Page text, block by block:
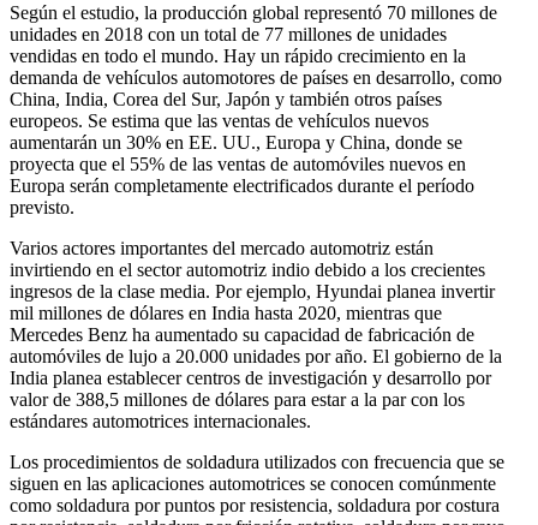
Según el estudio, la producción global representó 70 millones de
unidades en 2018 con un total de 77 millones de unidades
vendidas en todo el mundo. Hay un rápido crecimiento en la
demanda de vehículos automotores de países en desarrollo, como
China, India, Corea del Sur, Japón y también otros países
europeos. Se estima que las ventas de vehículos nuevos
aumentarán un 30% en EE. UU., Europa y China, donde se
proyecta que el 55% de las ventas de automóviles nuevos en
Europa serán completamente electrificados durante el período
previsto.
Varios actores importantes del mercado automotriz están
invirtiendo en el sector automotriz indio debido a los crecientes
ingresos de la clase media. Por ejemplo, Hyundai planea invertir
mil millones de dólares en India hasta 2020, mientras que
Mercedes Benz ha aumentado su capacidad de fabricación de
automóviles de lujo a 20.000 unidades por año. El gobierno de la
India planea establecer centros de investigación y desarrollo por
valor de 388,5 millones de dólares para estar a la par con los
estándares automotrices internacionales.
Los procedimientos de soldadura utilizados con frecuencia que se
siguen en las aplicaciones automotrices se conocen comúnmente
como soldadura por puntos por resistencia, soldadura por costura